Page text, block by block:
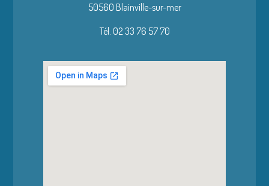
50560 Blainville-sur-mer
Tél. 02 33 76 57 70